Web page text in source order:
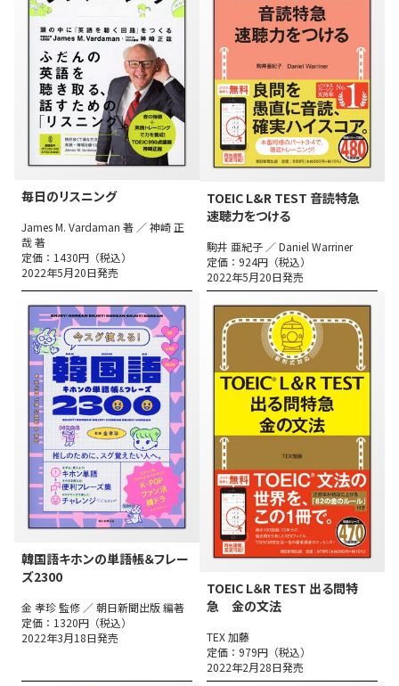
毎日のリスニング
James M. Vardaman 著 ／ 神崎 正
哉 著
定価：1430円（税込）
2022年5月20日発売
TOEIC L&R TEST 音読特急
速聴力をつける
駒井 亜紀子 ／ Daniel Warriner
定価：924円（税込）
2022年5月20日発売
韓国語キホンの単語帳＆フレー
ズ2300
金 孝珍 監修 ／ 朝日新聞出版 編著
定価：1320円（税込）
2022年3月18日発売
TOEIC L＆R TEST 出る問特
急 金の文法
TEX 加藤
定価：979円（税込）
2022年2月28日発売